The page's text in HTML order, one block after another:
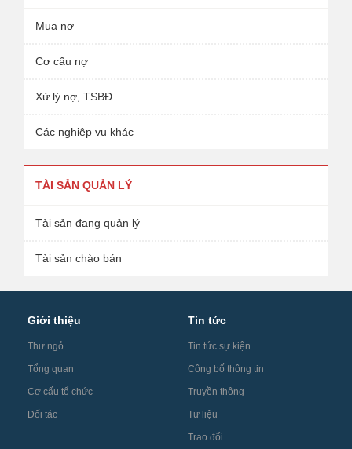
Mua nợ
Cơ cấu nợ
Xử lý nợ, TSBĐ
Các nghiệp vụ khác
TÀI SẢN QUẢN LÝ
Tài sản đang quản lý
Tài sản chào bán
Giới thiệu
Thư ngỏ
Tổng quan
Cơ cấu tổ chức
Đối tác
Tin tức
Tin tức sự kiện
Công bố thông tin
Truyền thông
Tư liệu
Trao đổi